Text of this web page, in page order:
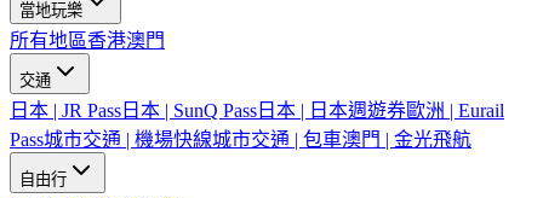
當地玩樂
所有地區香港澳門
交通
日本 | JR Pass 日本 | SunQ Pass 日本 | 日本週遊券歐洲 | Eurail
Pass城市交通 | 機場快線城市交通 | 包車澳門 | 金光飛航
自由行